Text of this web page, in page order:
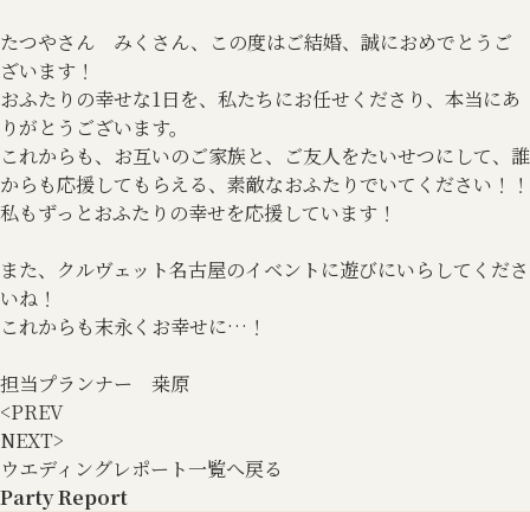
たつやさん みくさん、この度はご結婚、誠におめでとうご
ざいます！
おふたりの幸せな1日を、私たちにお任せくださり、本当にあ
りがとうございます。
これからも、お互いのご家族と、ご友人をたいせつにして、誰
からも応援してもらえる、素敵なおふたりでいてください！！
私もずっとおふたりの幸せを応援しています！
また、クルヴェット名古屋のイベントに遊びにいらしてくださ
いね！
これからも末永くお幸せに…！
担当プランナー 桒原
<PREV
NEXT>
ウエディングレポート一覧へ戻る
Party Report